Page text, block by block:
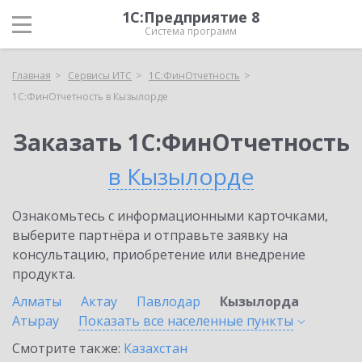
1С:Предприятие 8
Система программ
Главная Сервисы ИТС
1С:ФинОтчетность
1С:ФинОтчетность в Кызылорде
Заказать 1С:ФинОтчетность
в Кызылорде
Ознакомьтесь с информационными карточками,
выберите партнёра и отправьте заявку на
консультацию, приобретение или внедрение
продукта.
Алматы
Актау Павлодар
Кызылорда
Атырау
Показать все населенные пункты
Смотрите также: Казахстан